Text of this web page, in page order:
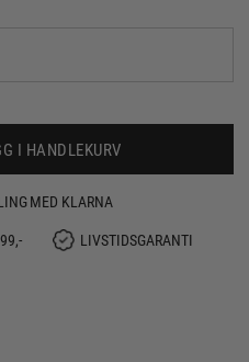
I HANDLEKURV
MED KLARNA
LIVSTIDSGARANTI